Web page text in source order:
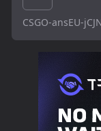
CSGO-ansEU-